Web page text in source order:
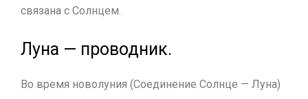
связана с Солнцем.
Луна — проводник.
Во время новолуния (Соединение Солнце — Луна)